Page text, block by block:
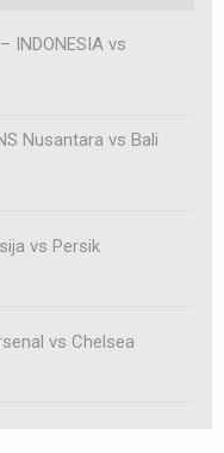
INDONESIA vs
Nusantara vs Bali
vs Persik
vs Chelsea